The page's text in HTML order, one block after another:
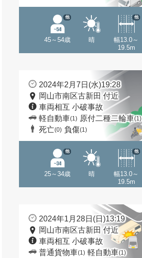
45～54歳
他
晴
幅13.0～
19.5m
他
2024年2月7日(水)19:28
岡山市南区古新田 付近
車両相互 小破事故
軽自動車(1) 原付二種二輪車(1)
死亡(0) 負傷(1)
25～34歳
他
晴
幅13.0～
19.5m
他
2024年1月28日(日)13:19
岡山市南区古新田 付近
車両相互 小破事故
普通貨物車(1) 軽自動車(1)